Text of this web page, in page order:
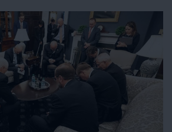
– que, na prática, reconheceu o
Provisório do Vietname do Sul.
a assinatura de um acordo com
no Qatar, é a confissão da derrota
sua mais longa guerra, a do
que não é apenas dos
também da NATO – logo dos
integram a aliança.